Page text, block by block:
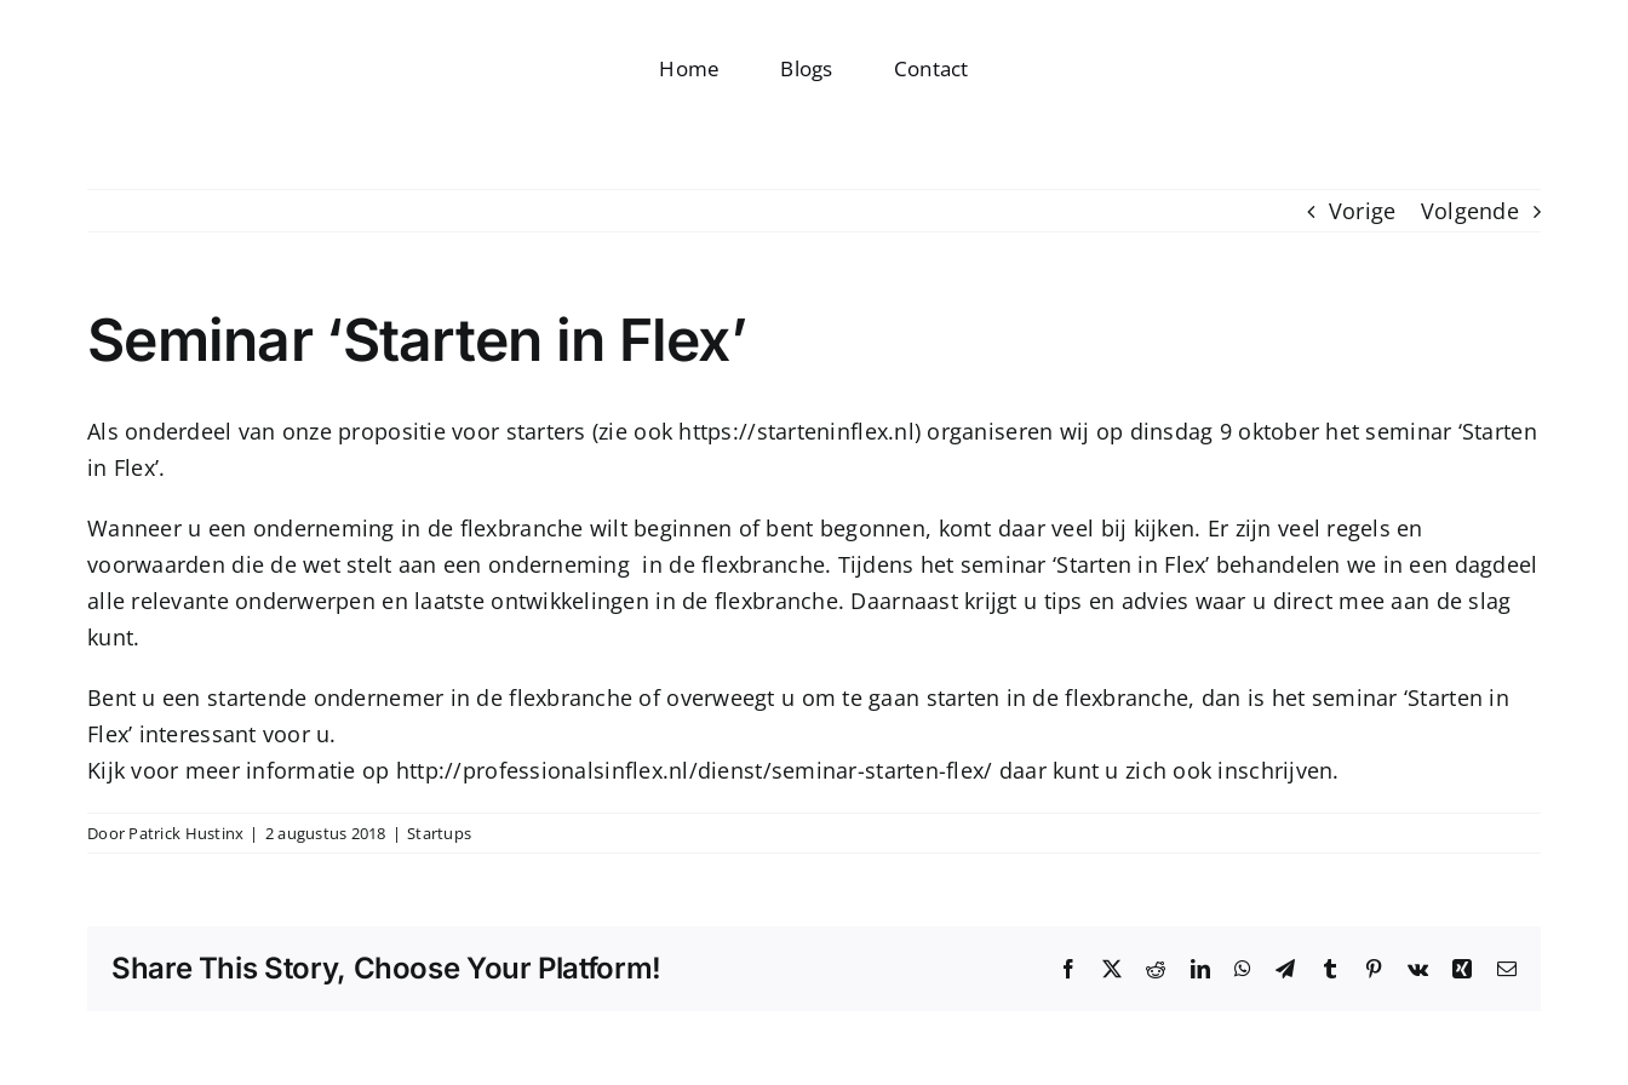
Home Blogs Contact
Vorige Volgende
Seminar ‘Starten in Flex’
Als onderdeel van onze propositie voor starters (zie ook https://starteninflex.nl) organiseren wij op dinsdag 9 oktober het seminar ‘Starten
in Flex’.
Wanneer u een onderneming in de flexbranche wilt beginnen of bent begonnen, komt daar veel bij kijken. Er zijn veel regels en
voorwaarden die de wet stelt aan een onderneming in de flexbranche. Tijdens het seminar ‘Starten in Flex’ behandelen we in een dagdeel
alle relevante onderwerpen en laatste ontwikkelingen in de flexbranche. Daarnaast krijgt u tips en advies waar u direct mee aan de slag
kunt.
Bent u een startende ondernemer in de flexbranche of overweegt u om te gaan starten in de flexbranche, dan is het seminar ‘Starten in
Flex’ interessant voor u.
Kijk voor meer informatie op http://professionalsinflex.nl/dienst/seminar-starten-flex/ daar kunt u zich ook inschrijven.
Door Patrick Hustinx | 2 augustus 2018 | Startups
Share This Story, Choose Your Platform! Facebook RedditLinkedInWhatsApp
TelegramTumblr Pinterest
Vk XingE-